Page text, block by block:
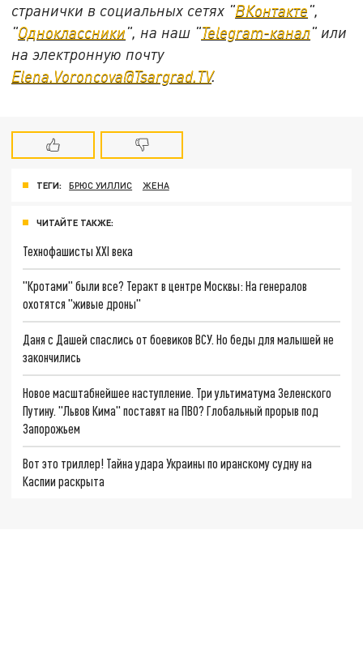
странички в социальных сетях "ВКонтакте",
"Одноклассники", на наш "Telegram-канал" или
на электронную почту
Elena.Voroncova@Tsargrad.TV.
ТЕГИ: БРЮС УИЛЛИС ЖЕНА
ЧИТАЙТЕ ТАКЖЕ:
Технофашисты XXI века
"Кротами" были все? Теракт в центре Москвы: На генералов
охотятся "живые дроны"
Даня с Дашей спаслись от боевиков ВСУ. Но беды для малышей не
закончились
Новое масштабнейшее наступление. Три ультиматума Зеленского
Путину. "Львов Кима" поставят на ПВО? Глобальный прорыв под
Запорожьем
Вот это триллер! Тайна удара Украины по иранскому судну на
Каспии раскрыта